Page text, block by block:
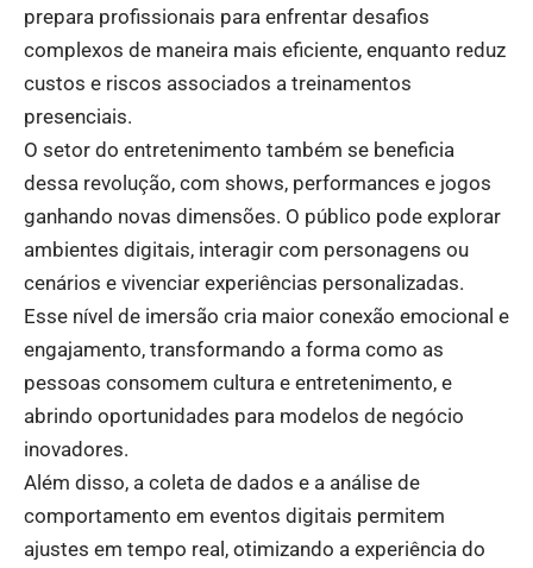
prepara profissionais para enfrentar desafios
complexos de maneira mais eficiente, enquanto reduz
custos e riscos associados a treinamentos
presenciais.
O setor do entretenimento também se beneficia
dessa revolução, com shows, performances e jogos
ganhando novas dimensões. O público pode explorar
ambientes digitais, interagir com personagens ou
cenários e vivenciar experiências personalizadas.
Esse nível de imersão cria maior conexão emocional e
engajamento, transformando a forma como as
pessoas consomem cultura e entretenimento, e
abrindo oportunidades para modelos de negócio
inovadores.
Além disso, a coleta de dados e a análise de
comportamento em eventos digitais permitem
ajustes em tempo real, otimizando a experiência do